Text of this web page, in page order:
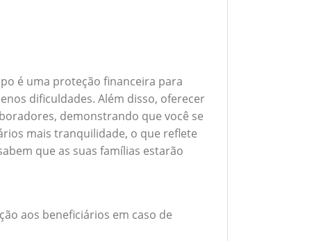
é uma proteção financeira para
dificuldades. Além disso, oferecer
demonstrando que você se
mais tranquilidade, o que reflete
que as suas famílias estarão
aos beneficiários em caso de